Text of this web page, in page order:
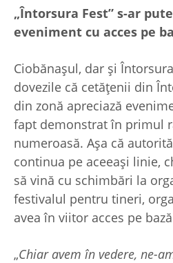
„Întorsura Fest” s-ar
eveniment cu acces pe
Ciobănașul, dar și
dovezile că cetățenii din
din zonă apreciază
fapt demonstrat în primul
numeroasă. Așa că
continua pe aceeași linie,
să vină cu schimbări la
festivalul pentru tineri,
avea în viitor acces pe
„Chiar avem în vedere, ne-